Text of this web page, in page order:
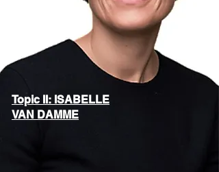
Topic II: ISABELLE
VAN DAMME